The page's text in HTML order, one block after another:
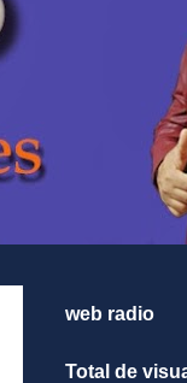
web radio
Total de